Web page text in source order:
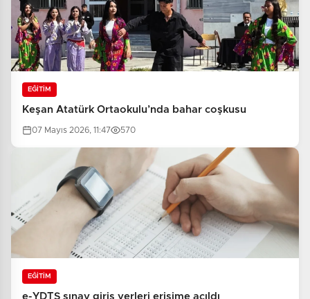
EĞİTİM
Keşan Atatürk Ortaokulu’nda bahar coşkusu
07 Mayıs 2026, 11:47 570
EĞİTİM
e-YDTS sınav giriş yerleri erişime açıldı